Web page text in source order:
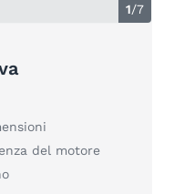
1/7
del motore